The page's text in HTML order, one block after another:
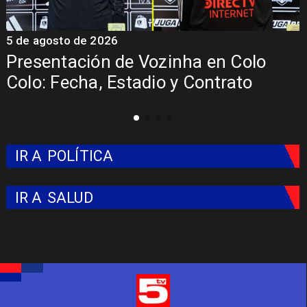
La Roja enfrentará a los anfitriones
del Mundial 2026
5 de agosto de 2026
IR A POLÍTICA
IR A SALUD